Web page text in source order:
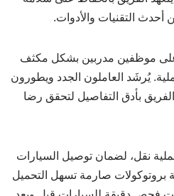
أحدث التقنيات والأدوات.
على موظفين مدربين بشكل مكثف
يُرشَد العاملون الجدد ويطورون
بأدق التفاصيل لتحقق رضا
نقل، لضمان توصيل السيارات
بروتوكولات صارمة تسهل التحميل